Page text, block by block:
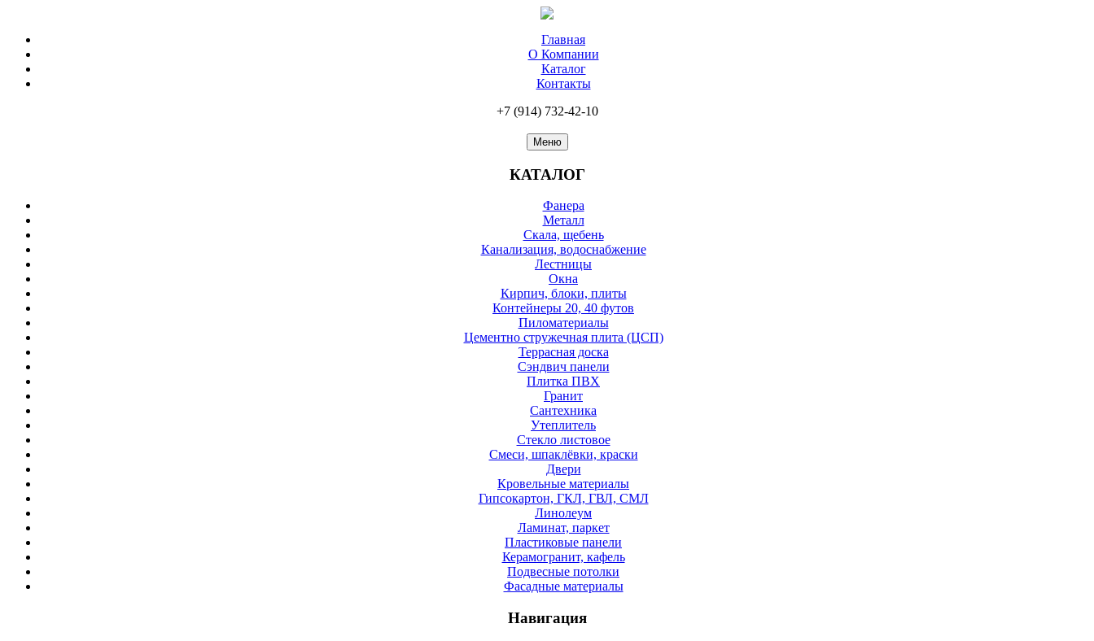
Главная
О Компании
Каталог
Контакты
+7 (914) 732-42-10
Меню
КАТАЛОГ
Фанера
Металл
Скала, щебень
Канализация, водоснабжение
Лестницы
Окна
Кирпич, блоки, плиты
Контейнеры 20, 40 футов
Пиломатериалы
Цементно стружечная плита (ЦСП)
Террасная доска
Сэндвич панели
Плитка ПВХ
Гранит
Сантехника
Утеплитель
Стекло листовое
Смеси, шпаклёвки, краски
Двери
Кровельные материалы
Гипсокартон, ГКЛ, ГВЛ, СМЛ
Линолеум
Ламинат, паркет
Пластиковые панели
Керамогранит, кафель
Подвесные потолки
Фасадные материалы
Навигация